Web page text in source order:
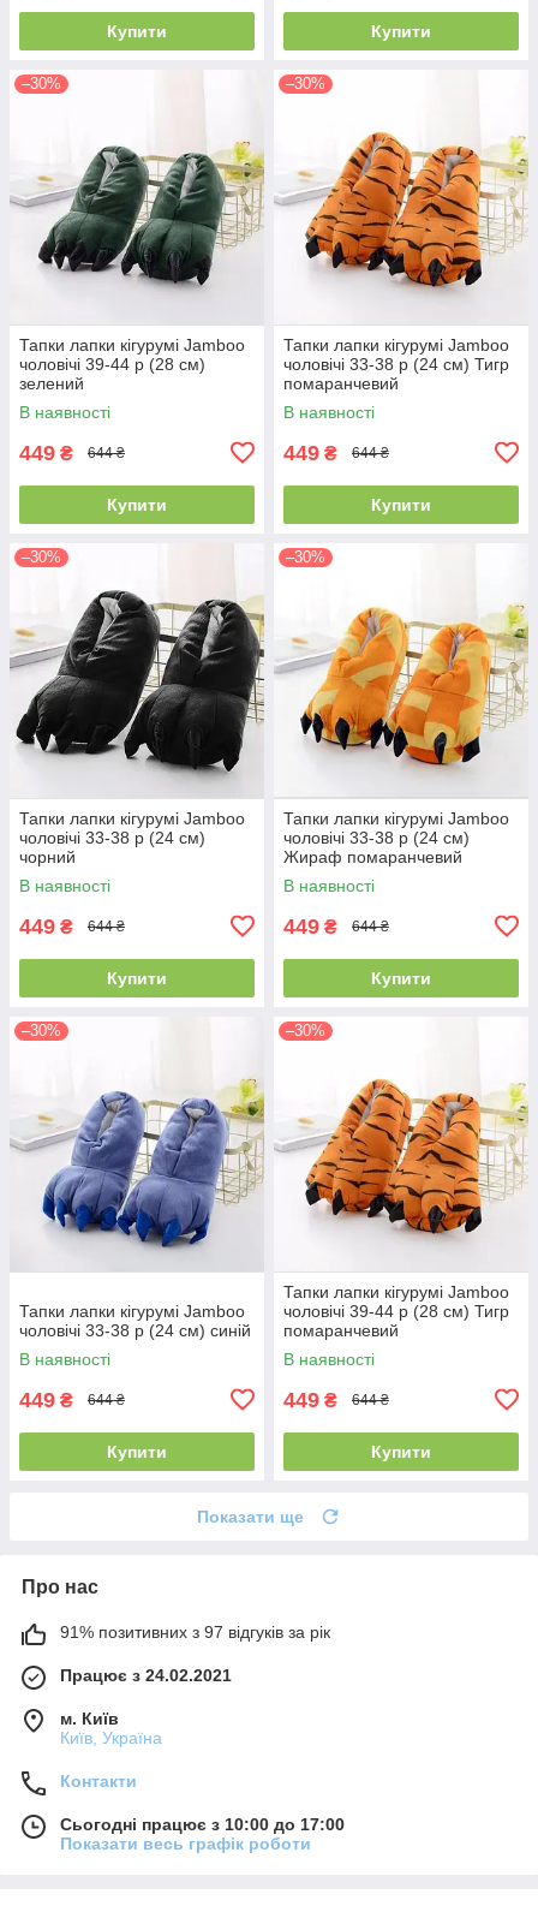
Купити Купити
–30%
Тапки лапки кігурумі Jamboo
чоловічі 39-44 р (28 см)
зелений
В наявності
449 ₴ 644 ₴
Купити
–30%
Тапки лапки кігурумі Jamboo
чоловічі 33-38 р (24 см) Тигр
помаранчевий
В наявності
449 ₴ 644 ₴
Купити
–30%
Тапки лапки кігурумі Jamboo
чоловічі 33-38 р (24 см)
чорний
В наявності
449 ₴ 644 ₴
Купити
–30%
Тапки лапки кігурумі Jamboo
чоловічі 33-38 р (24 см)
Жираф помаранчевий
В наявності
449 ₴ 644 ₴
Купити
–30%
Тапки лапки кігурумі Jamboo
чоловічі 33-38 р (24 см) синій
В наявності
449 ₴ 644 ₴
Купити
–30%
Тапки лапки кігурумі Jamboo
чоловічі 39-44 р (28 см) Тигр
помаранчевий
В наявності
449 ₴ 644 ₴
Купити
Показати ще
Про нас
91% позитивних з 97 відгуків за рік
Працює з 24.02.2021
м. Київ
Київ, Україна
Контакти
Сьогодні працює з 10:00 до 17:00
Показати весь графік роботи